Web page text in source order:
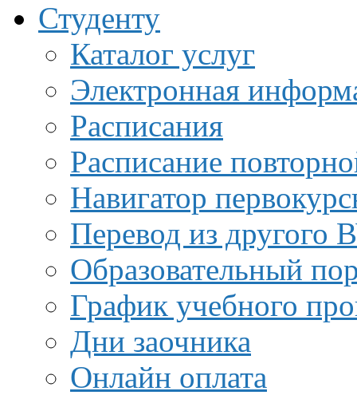
Студенту
Каталог услуг
Электронная
Расписания
Расписание
Навигатор
Перевод из другого
Образовательный
График учебного
Дни заочника
Онлайн оплата